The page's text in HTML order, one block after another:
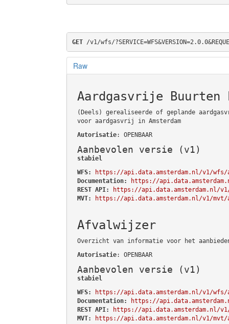
GET /v1/wfs/
Raw
Aardgasvrije
(Deels) gerealiseerde of geplande
voor aardgasvrij in Amsterdam
Autorisatie: OPENBAAR
Aanbevolen versie (v1)
stabiel
WFS:
https://api.data.amsterdam.nl/v1/wfs/
Documentation:
https://
REST API:
https://api.data.amsterdam.nl/
MVT:
https://api.data.amsterdam.nl/v1/mvt/
Afvalwijzer
Overzicht van informatie voor het
Autorisatie: OPENBAAR
Aanbevolen versie (v1)
stabiel
WFS:
https://api.data.amsterdam.nl/v1/
Documentation:
https://
REST API:
https://api.data.amsterdam.nl/
MVT:
https://api.data.amsterdam.nl/v1/